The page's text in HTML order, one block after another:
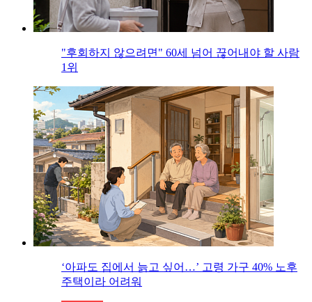
"후회하지 않으려면" 60세 넘어 끊어내야 할 사람
1위
‘아파도 집에서 늙고 싶어…’ 고령 가구 40% 노후
주택이라 어려워